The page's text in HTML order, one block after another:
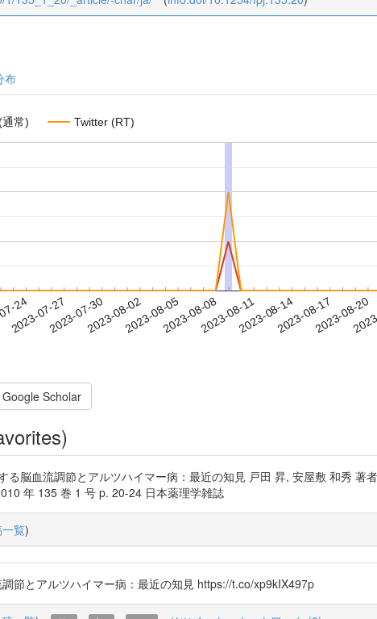
布
常) Twitter (RT)
24
2023-07-272023-07-302023-08-022023-08-052023-08-082023-08-112023-08-142023-08-172023-08-20
Google Scholar
る脳血流調節とアルツハイマー病：最近の知見 戸田 昇, 安屋敷 和秀 著
年 135 巻 1 号 p. 20-24 日本薬理学雑誌
覧)
節とアルツハイマー病：最近の知見 https://t.co/xp9kIX497p